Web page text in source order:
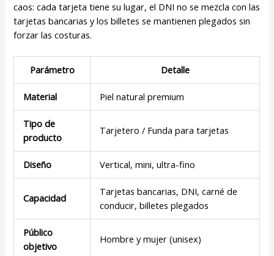
caos: cada tarjeta tiene su lugar, el DNI no se mezcla con las
tarjetas bancarias y los billetes se mantienen plegados sin
forzar las costuras.
Parámetro Detalle
Material Piel natural premium
Tipo de
producto
Tarjetero / Funda para tarjetas
Diseño Vertical, mini, ultra-fino
Capacidad
Tarjetas bancarias, DNI, carné de
conducir, billetes plegados
Público
objetivo
Hombre y mujer (unisex)